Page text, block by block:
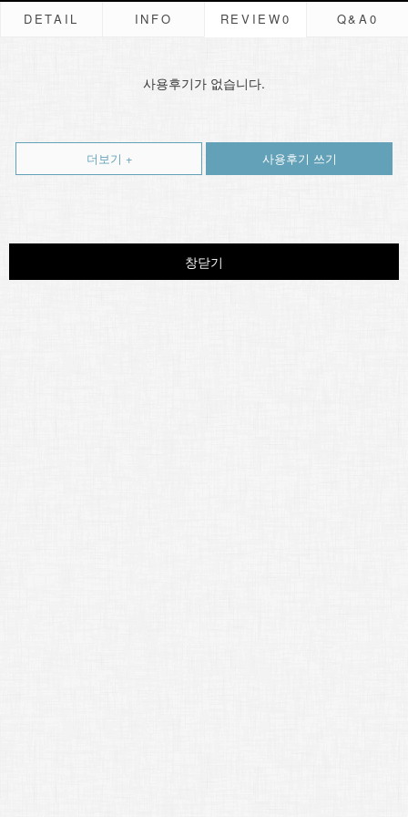
DETAIL INFO REVIEW0 Q&A0
사용후기가 없습니다.
더보기 + 사용후기 쓰기
창닫기